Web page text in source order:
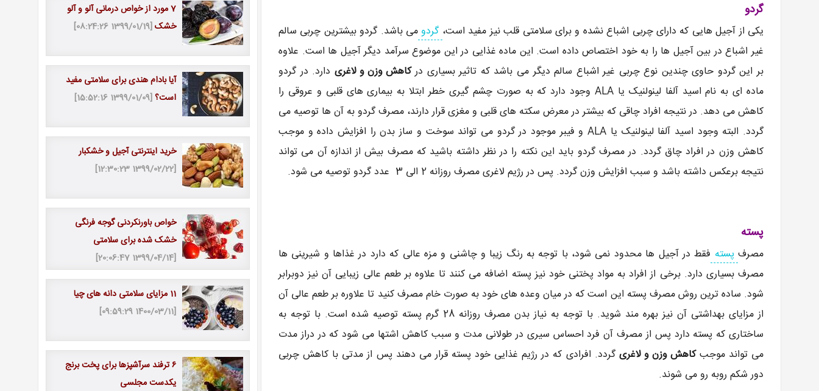
گردو
یکی از آجیل هایی که دارای چربی اشباع نشده و برای سلامتی قلب نیز مفید است، گردومی باشد. گردو بیشترین چربی سالم
غیر اشباع در بین آجیل ها را به خود اختصاص داده است. این ماده غذایی در این موضوع سرآمد دیگر آجیل ها است. علاوه
بر این گردو حاوی چندین نوع چربی غیر اشباع سالم دیگر می باشد که تاثیر بسیاری درکاهش وزن و لاغری دارد. در گردو
ماده ای به نام اسید آلفا لینولنیک یا ALA وجود دارد که به صورت چشم گیری خطر ابتلا به بیماری های قلبی و عروقی را
کاهش می دهد. در نتیجه افراد چاقی که بیشتر در معرض سکته های قلبی و مغزی قرار دارند، مصرف گردو به آن ها توصیه می
گردد. البته وجود اسید آلفا لینولنیک یا ALA و فیبر موجود در گردو می تواند سوخت و ساز بدن را افزایش داده و موجب
کاهش وزن در افراد چاق گردد. در مصرف گردو باید این نکته را در نظر داشته باشید که مصرف بیش از اندازه آن می تواند
نتیجه برعکس داشته باشد و سبب افزایش وزن گردد. پس در رژیم لاغری مصرف روزانه 2 الی 3 عدد گردو توصیه می شود.
پسته
مصرفپسته فقط در آجیل ها محدود نمی شود، با توجه به رنگ زیبا و چاشنی و مزه عالی که دارد در غذاها و شیرینی ها
مصرف بسیاری دارد. برخی از افراد به مواد پختنی خود نیز پسته اضافه می کنند تا علاوه بر طعم عالی زیبایی آن نیز دوبرابر
شود. ساده ترین روش مصرف پسته این است که در میان وعده های خود به صورت خام مصرف کنید تا علاوره بر طعم عالی آن
از مزایای بهداشتی آن نیز بهره مند شوید. با توجه به نیاز بدن مصرف روزانه 28 گرم پسته توصیه شده است. با توجه به
ساختاری که پسته دارد پس از مصرف آن فرد احساس سیری در طولانی مدت و سبب کاهش اشتها می شود که در دراز مدت
می تواند موجبکاهش وزن و لاغریگردد. افرادی که در رژیم غذایی خود پسته قرار می دهند پس از مدتی با کاهش چربی
دور شکم روبه رو می شوند.
7 مورد از خواص درمانی آلو و آلو
خشک[1399/01/19 08:24:26]
آیا بادام هندی برای سلامتی مفید
است؟[1399/01/09 15:52:16]
خرید اینترنتی آجیل و خشکبار
[1399/02/22 12:30:23]
خواص باورنکردنی گوجه فرنگی
خشک شده برای سلامتی
[1399/04/14 20:06:47]
11 مزایای سلامتی دانه های چیا
[1400/03/11 09:59:29]
۶ ترفند سرآشپزها برای پخت برنج
یکدست مجلسی